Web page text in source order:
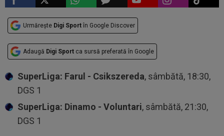
Urmărește Digi Sport în Google Discover
Adaugă Digi Sport ca sursă preferată în Google
SuperLiga: Farul - Csikszereda, sâmbătă, 18:30,
DGS 1
SuperLiga: Dinamo - Voluntari, sâmbătă, 21:30,
DGS 1